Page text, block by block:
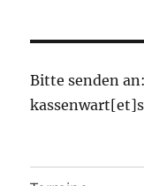
Bitte senden